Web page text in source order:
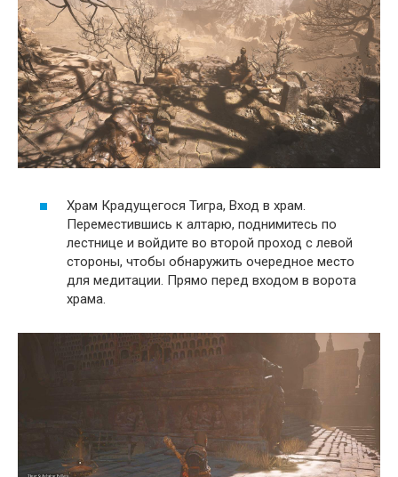
Храм Крадущегося Тигра, Вход в храм.
Переместившись к алтарю, поднимитесь по
лестнице и войдите во второй проход с левой
стороны, чтобы обнаружить очередное место
для медитации. Прямо перед входом в ворота
храма.